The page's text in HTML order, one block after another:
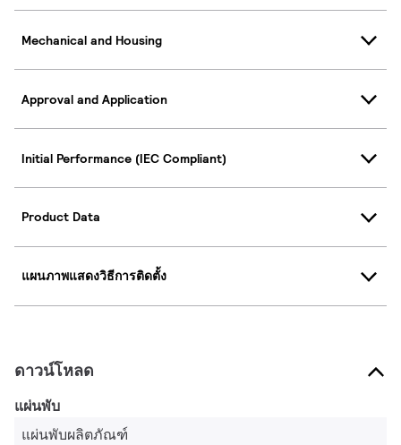
Mechanical and Housing
Approval and Application
Initial Performance (IEC Compliant)
Product Data
แผนภาพแสดงวิธีการติดตั้ง
ดาวน์โหลด
แผ่นพับ
แผ่นพับผลิตภัณฑ์